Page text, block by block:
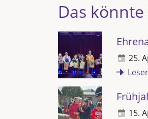
Das
25.
15.